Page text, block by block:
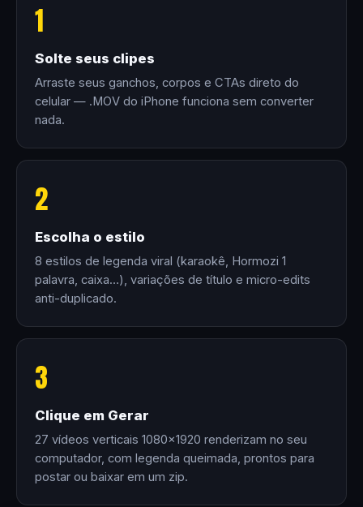
1
Solte seus clipes
Arraste seus ganchos, corpos e CTAs direto do
celular — .MOV do iPhone funciona sem converter
nada.
2
Escolha o estilo
8 estilos de legenda viral (karaokê, Hormozi 1
palavra, caixa…), variações de título e micro-edits
anti-duplicado.
3
Clique em Gerar
27 vídeos verticais 1080×1920 renderizam no seu
computador, com legenda queimada, prontos para
postar ou baixar em um zip.